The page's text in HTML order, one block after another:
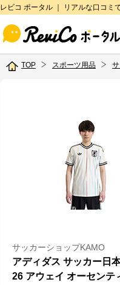
レビコ ポータル ｜ リアルな口コミ
TOP スポーツ用品
サッカーショップKAMO
アディダス サッカー日
26 アウェイ オーセンテ